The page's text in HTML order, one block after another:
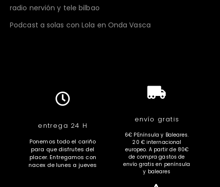
radio nervión y tele bilbao
Podcast a solas con Lola en Onda Vasca
entrega 24 H
Ponemos todo el cariño
para que disfrutes del
placer. Entregamos con
nacex de lunes a jueves
envío gratis
6€ PEnínsula y Baleares.
20 € internacional
europeo. A partir de 80€
de compra gastos de
envío gratis en península
y baleares